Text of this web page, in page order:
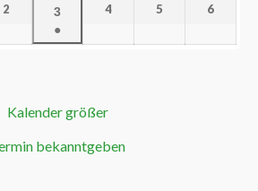
2
3
●
4 5 6
Kalender größer
bekanntgeben